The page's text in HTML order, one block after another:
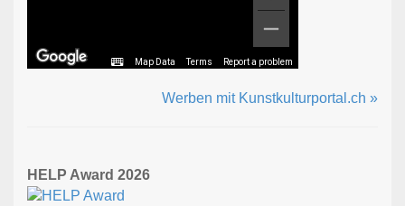
Map Data Terms Report a problem
Werben mit Kunstkulturportal.ch »
HELP Award 2026